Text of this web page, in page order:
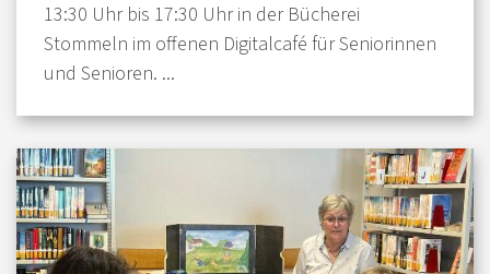
13:30 Uhr bis 17:30 Uhr in der Bücherei
Stommeln im offenen Digitalcafé für Seniorinnen
und Senioren. ...